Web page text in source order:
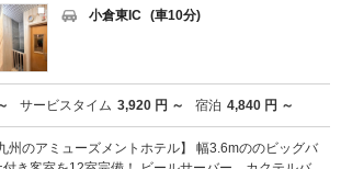
小倉東IC (車10分)
サービスタイム 3,920 円 ～ 宿泊 4,840 円 ～
州のアミューズメントホテル】 幅3.6mののビッグバ